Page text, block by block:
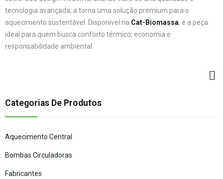
tecnologia avançada, a torna uma solução premium para o
aquecimento sustentável. Disponível na Cat-Biomassa, é a peça
ideal para quem busca conforto térmico, economia e
responsabilidade ambiental.
Categorias De Produtos
Aquecimento Central
Bombas Circuladoras
Fabricantes